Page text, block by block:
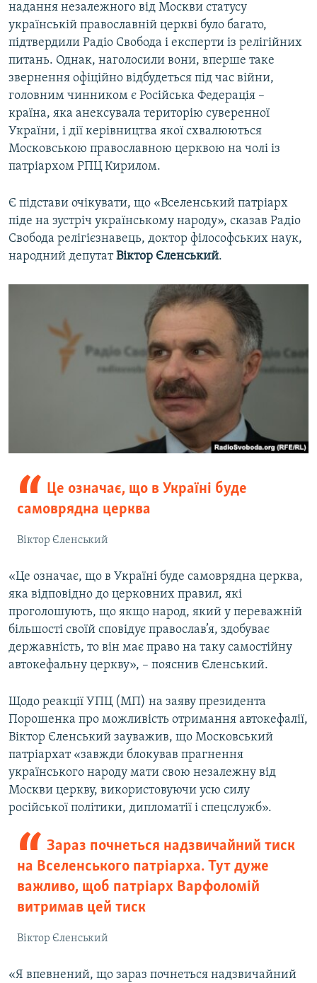
надання незалежного від Москви статусу
українській православній церкві було багато,
підтвердили Радіо Свобода і експерти із релігійних
питань. Однак, наголосили вони, вперше таке
звернення офіційно відбудеться під час війни,
головним чинником є Російська Федерація –
країна, яка анексувала територію суверенної
України, і дії керівництва якої схвалюються
Московською православною церквою на чолі із
патріархом РПЦ Кирилом.
Є підстави очікувати, що «Вселенський патріарх
піде на зустріч українському народу», сказав Радіо
Свобода релігієзнавець, доктор філософських наук,
народний депутатВіктор Єленський.
Це означає, що в Україні буде
самоврядна церква
Віктор Єленський
«Це означає, що в Україні буде самоврядна церква,
яка відповідно до церковних правил, які
проголошують, що якщо народ, який у переважній
більшості своїй сповідує православ’я, здобуває
державність, то він має право на таку самостійну
автокефальну церкву», – пояснив Єленський.
Щодо реакції УПЦ (МП) на заяву президента
Порошенка про можливість отримання автокефалії,
Віктор Єленський зауважив, що Московський
патріархат «завжди блокував прагнення
українського народу мати свою незалежну від
Москви церкву, використовуючи усю силу
російської політики, дипломатії і спецслужб».
Зараз почнеться надзвичайний тиск
на Вселенського патріарха. Тут дуже
важливо, щоб патріарх Варфоломій
витримав цей тиск
Віктор Єленський
«Я впевнений, що зараз почнеться надзвичайний